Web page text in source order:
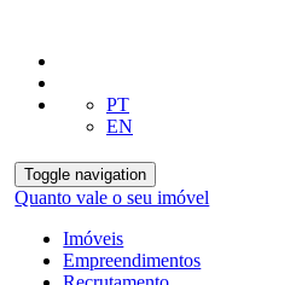
PT
EN
Toggle navigation
Quanto vale o seu imóvel
Imóveis
Empreendimentos